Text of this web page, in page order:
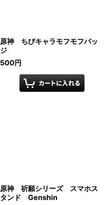
原神 ちびキャラモフモフバッ
ジ
500円
原神 祈願シリーズ スマホス
タンド Genshin